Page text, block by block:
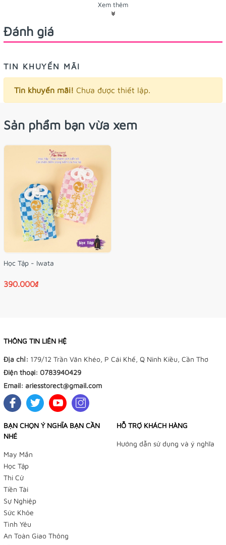
Xem thêm
Đánh giá
TIN KHUYẾN MÃI
Tin khuyến mãi! Chưa được thiết lập.
Sản phẩm bạn vừa xem
Học Tập - Iwata
390.000₫
THÔNG TIN LIÊN HỆ
Địa chỉ: 179/12 Trần Văn Khéo, P Cái Khế, Q Ninh Kiều, Cần Thơ
Điện thoại: 0783940429
Email: ariesstorect@gmail.com
BẠN CHỌN Ý NGHĨA BẠN CẦN
NHÉ
May Mắn
Học Tập
Thi Cử
Tiền Tài
Sự Nghiệp
Sức Khỏe
Tình Yêu
An Toàn Giao Thông
HỖ TRỢ KHÁCH HÀNG
Hướng dẫn sử dụng và ý nghĩa